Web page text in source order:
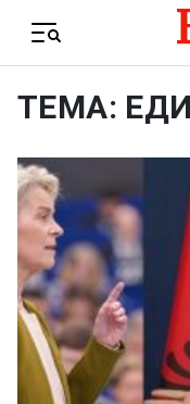
Menu
ТЕМА: